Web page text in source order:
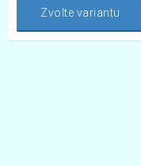
Zvolte variantu